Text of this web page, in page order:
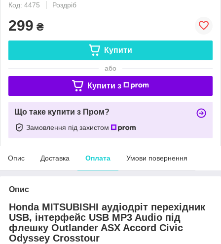
Код: 4475
Роздріб
299 ₴
Купити
або
Купити з
Що таке купити з Пром?
Замовлення під захистом
Опис Доставка Оплата Умови повернення
Опис
Honda MITSUBISHI аудіодріт перехідник
USB, інтерфейс USB MP3 Audio під
флешку Outlander ASX Accord Civic
Odyssey Crosstour